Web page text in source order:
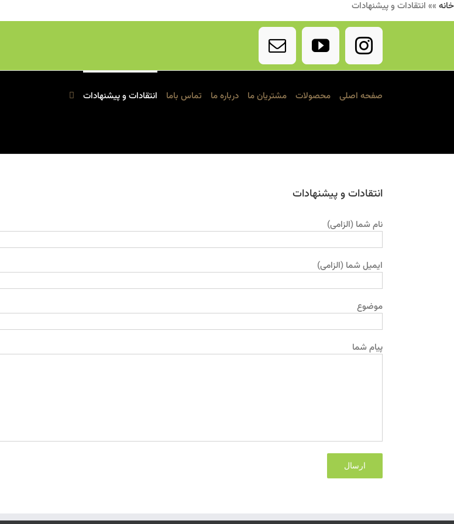
خانه »» انتقادات و پیشنهادات
Instagram
YouTube
Email
صفحه اصلی محصولات مشتریان ما درباره ما تماس باما انتقادات و پیشنهادات
انتقادات و پیشنهادات
نام شما (الزامی)
ایمیل شما (الزامی)
موضوع
پیام شما